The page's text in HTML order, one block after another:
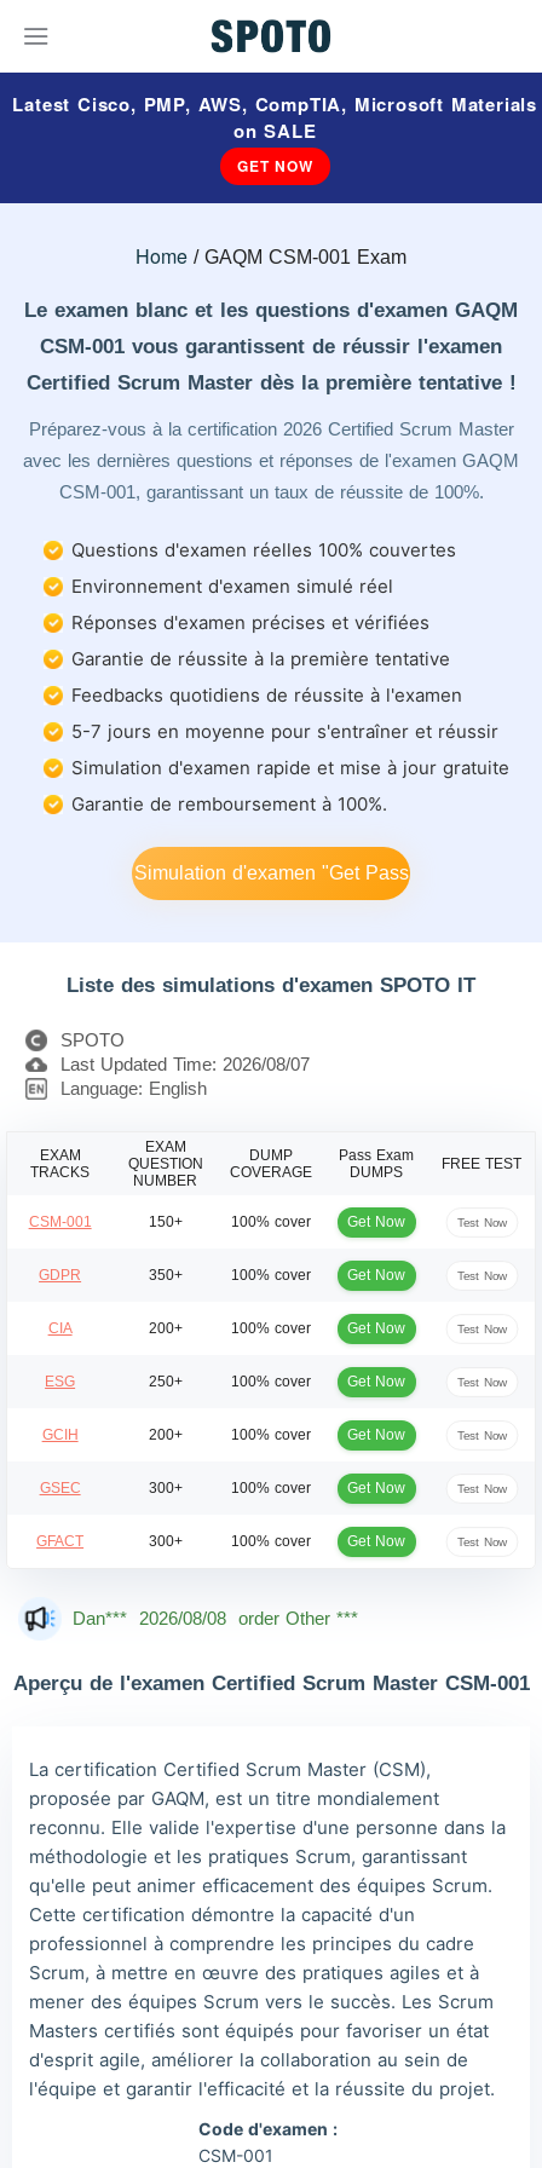
Latest Cisco, PMP, AWS, CompTIA, Microsoft Materials
on SALE
GET NOW
Home GAQM CSM-001 Exam
Le examen blanc et les questions d'examen GAQM
CSM-001 vous garantissent de réussir l'examen
Certified Scrum Master dès la première tentative !
Préparez-vous à la certification 2026 Certified Scrum Master
avec les dernières questions et réponses de l'examen GAQM
CSM-001, garantissant un taux de réussite de 100%.
Questions d'examen réelles 100% couvertes
Environnement d'examen simulé réel
Réponses d'examen précises et vérifiées
Garantie de réussite à la première tentative
Feedbacks quotidiens de réussite à l'examen
5-7 jours en moyenne pour s'entraîner et réussir
Simulation d'examen rapide et mise à jour gratuite
Garantie de remboursement à 100%.
Simulation d'examen "Get Pass
Liste des simulations d'examen SPOTO IT
SPOTO
Last Updated Time: 2026/08/07
Language: English
EXAM
TRACKS
EXAM
QUESTION
NUMBER
DUMP
COVERAGE
Pass Exam
DUMPS
FREE TEST
CSM-001 150+ 100% cover Get Now Test Now
GDPR 350+ 100% cover Get Now Test Now
CIA 200+ 100% cover Get Now Test Now
ESG 250+ 100% cover Get Now Test Now
GCIH 200+ 100% cover Get Now Test Now
GSEC 300+ 100% cover Get Now Test Now
GFACT 300+ 100% cover Get Now Test Now
Dan*** 2026/08/08 order Other ***
Lia*** 2026/08/08 order Other ***
Wil*** 2026/08/08 order Other ***
Luc*** 2026/08/08 order Other ***
Aperçu de l'examen Certified Scrum Master CSM-001
La certification Certified Scrum Master (CSM),
proposée par GAQM, est un titre mondialement
reconnu. Elle valide l'expertise d'une personne dans la
méthodologie et les pratiques Scrum, garantissant
qu'elle peut animer efficacement des équipes Scrum.
Cette certification démontre la capacité d'un
professionnel à comprendre les principes du cadre
Scrum, à mettre en œuvre des pratiques agiles et à
mener des équipes Scrum vers le succès. Les Scrum
Masters certifiés sont équipés pour favoriser un état
d'esprit agile, améliorer la collaboration au sein de
l'équipe et garantir l'efficacité et la réussite du projet.
Code d'examen :
CSM-001